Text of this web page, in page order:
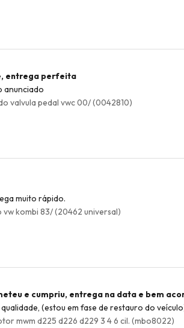
entrega perfeita
anunciado
valvula pedal vwc 00/ (0042810)
muito rápido.
kombi 83/ (20462 universal)
e cumpriu, entrega na data e bem
(estou em fase de restauro do
mwm d225 d226 d229 3 4 6 cil. (mbo8022)